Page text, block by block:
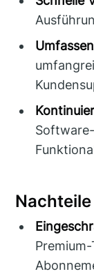
Nachteile